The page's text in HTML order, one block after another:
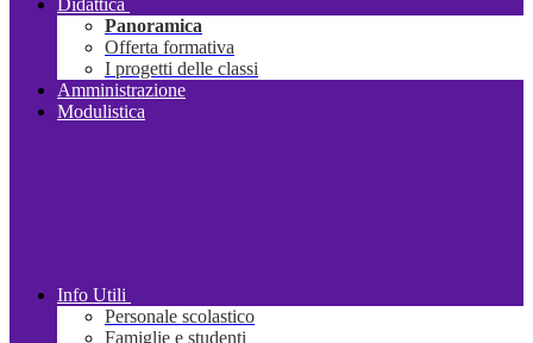
Didattica
Panoramica
Offerta formativa
I progetti delle classi
Amministrazione
Modulistica
Info Utili
Personale scolastico
Famiglie e studenti